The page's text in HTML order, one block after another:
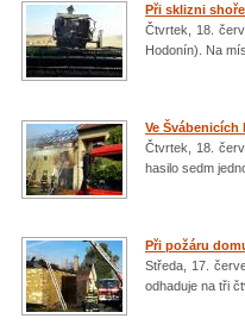
Při sklizni
Čtvrtek, 18.
Hodonín). Na
Ve
Čtvrtek, 18.
hasilo sedm
Při požáru
Středa, 17.
odhaduje na tři